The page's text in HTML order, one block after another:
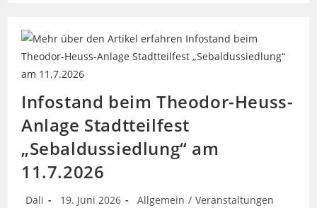
Infostand beim Theodor-Heuss-
Anlage Stadtteilfest
„Sebaldussiedlung“ am
11.7.2026
Beitrags-
Dali
Beitrag
19. Juni 2026
Beitrags-
Allgemein / Veranstaltungen